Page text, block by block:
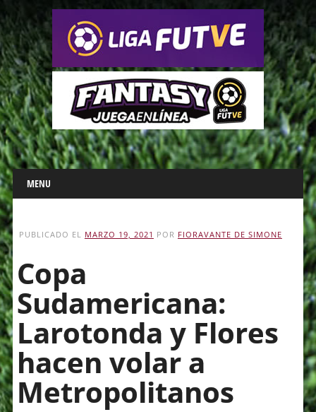
Main menu
Skip
to
content
MENU
PUBLICADO EL MARZO 19, 2021 POR FIORAVANTE DE SIMONE
Copa
Sudamericana:
Larotonda y Flores
hacen volar a
Metropolitanos